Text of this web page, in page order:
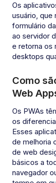
Os
usuário, que
formulário
ao servidor
e retorna os
desktops
Como
Web
Os PWAs
os
Esses
de melhoria
de web
básicos a
navegador